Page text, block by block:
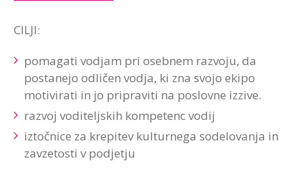
CILJI:
pomagati vodjam pri osebnem razvoju, da
postanejo odličen vodja, ki zna svojo ekipo
motivirati in jo pripraviti na poslovne izzive.
razvoj voditeljskih kompetenc vodij
iztočnice za krepitev kulturnega sodelovanja in
zavzetosti v podjetju